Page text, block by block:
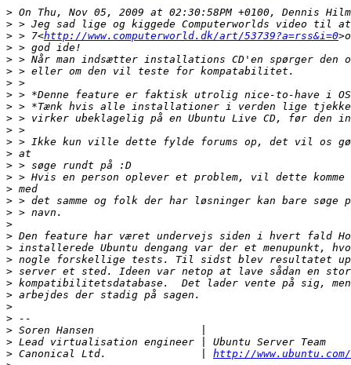
>
>
> > 7<http://www.computerworld.dk/art/53739?a=rss&i=0
>
>
>
>
>
>
>
>
>
>
>
>
>
>
>
>
>
>
>
>
>
>
>
>
>
>
> Canonical Ltd.               | http://www.ubuntu.com/